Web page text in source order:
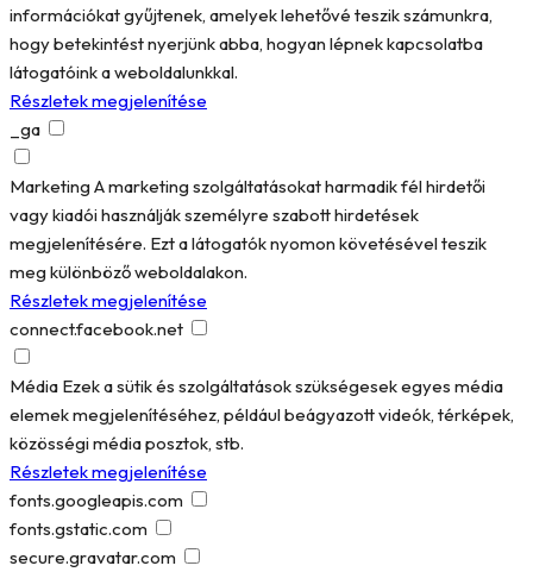
információkat gyűjtenek, amelyek lehetővé teszik számunkra,
hogy betekintést nyerjünk abba, hogyan lépnek kapcsolatba
látogatóink a weboldalunkkal.
Részletek megjelenítése
_ga
Marketing A marketing szolgáltatásokat harmadik fél hirdetői
vagy kiadói használják személyre szabott hirdetések
megjelenítésére. Ezt a látogatók nyomon követésével teszik
meg különböző weboldalakon.
Részletek megjelenítése
connect.facebook.net
Média Ezek a sütik és szolgáltatások szükségesek egyes média
elemek megjelenítéséhez, például beágyazott videók, térképek,
közösségi média posztok, stb.
Részletek megjelenítése
fonts.googleapis.com
fonts.gstatic.com
secure.gravatar.com